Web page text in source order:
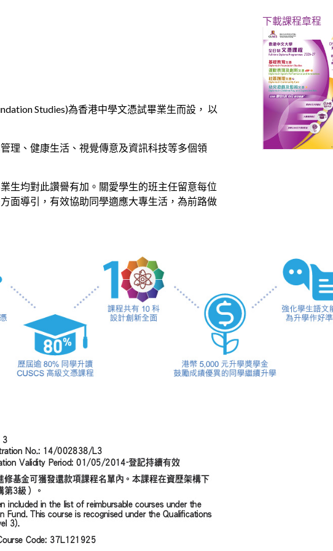
Studies)為香港中學文憑試畢業生而設， 以
理、健康生活、視覺傳意及資訊科技等多個領
生均對此讚譽有加。關愛學生的班主任留意每位
面導引，有效協助同學適應大專生活，為前路做
下載課程章程